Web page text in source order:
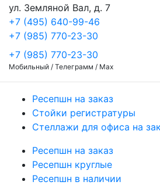
ул. Земляной Вал, д. 7
+7 (495) 640-99-46
+7 (985) 770-23-30
+7 (985) 770-23-30
Мобильный / Телеграмм / Max
Ресепшн на заказ
Стойки регистратуры
Стеллажи для офиса на
Ресепшн на заказ
Ресепшн круглые
Ресепшн в наличии